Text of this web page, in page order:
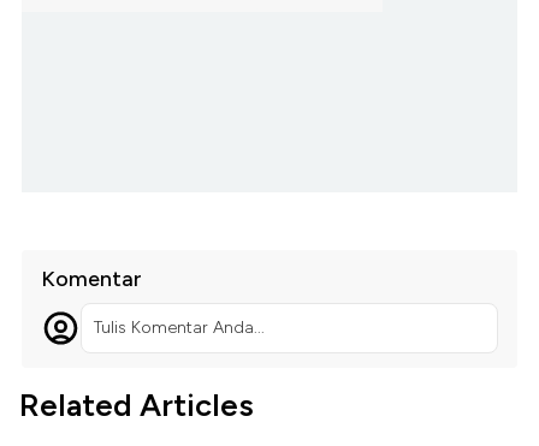
Komentar
Tulis Komentar Anda...
Related Articles